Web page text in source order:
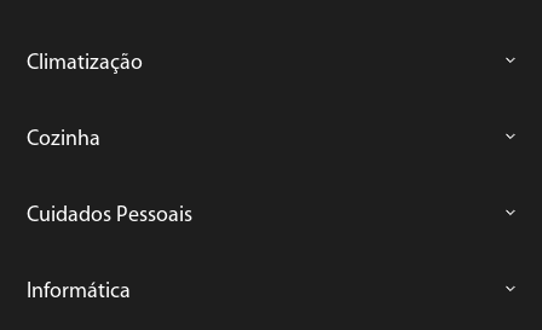
Climatização
Cozinha
Cuidados Pessoais
Informática